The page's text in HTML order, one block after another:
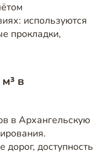
используются
прокладки,
в
в Архангельскую
дорог, доступность